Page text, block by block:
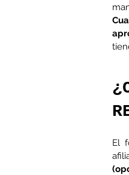
El